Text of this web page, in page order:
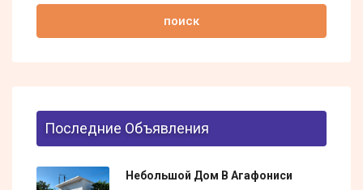
поиск
Последние Объявления
Небольшой Дом В Агафониси